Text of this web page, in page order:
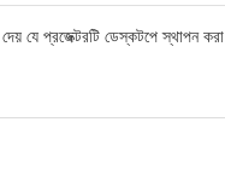
যে প্রজেক্টরটি ডেস্কটপে স্থাপন